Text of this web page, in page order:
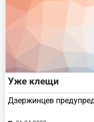
Уже клещи
Дзержинцев